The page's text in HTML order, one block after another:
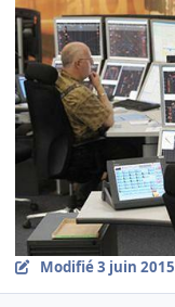
Modifié3 juin 2015